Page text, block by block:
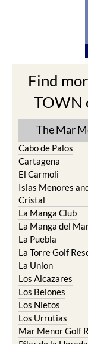
Find
TOWN
The Mar
Cabo de Palos
Cartagena
El Carmoli
Islas Menores
Cristal
La Manga Club
La Manga del
La Puebla
La Torre Golf
La Union
Los Alcazares
Los Belones
Los Nietos
Los Urrutias
Mar Menor Golf